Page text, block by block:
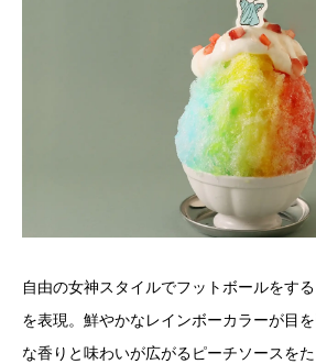
自由の女神スタイルでフットボールをす
を表現。鮮やかなレインボーカラーが目
な香りと味わいが広がるピーチソースを